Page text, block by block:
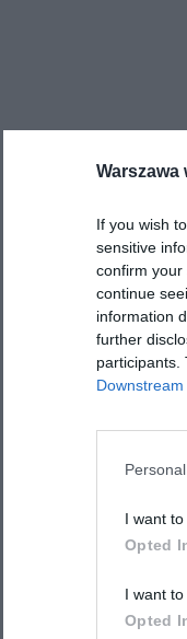
Warszawa
If you wish
sensitive
confirm your
continue
information
further
participants.
I want
Opted
I want
Opted
Od